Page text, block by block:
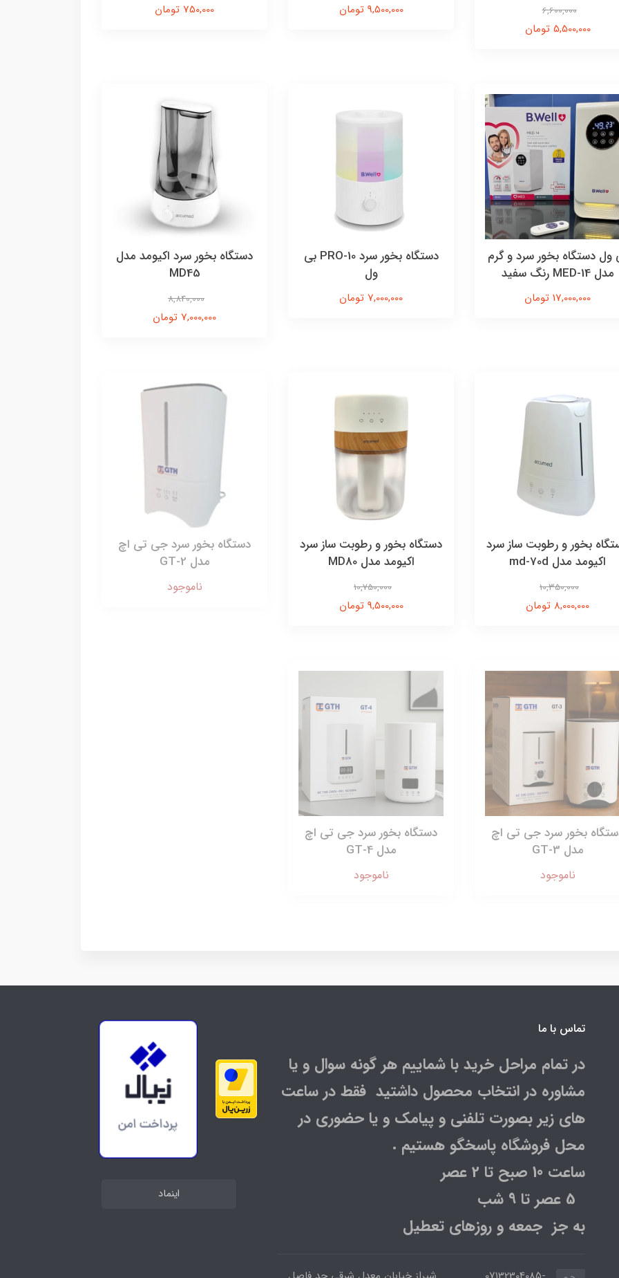
6,600,000
5,500,000 تومان
9,500,000 تومان 750,000 تومان
ول دستگاه بخور سرد و گرم
مدل MED-14 رنگ سفید
17,000,000 تومان
دستگاه بخور سرد PRO-10 بی
ول
7,000,000 تومان
دستگاه بخور سرد اکیومد مدل
MD45
8,840,000
7,000,000 تومان
بخور و رطوبت ساز سرد
اکیومد مدل md-70d
10,350,000
8,000,000 تومان
دستگاه بخور و رطوبت ساز سرد
اکیومد مدل MD80
10,750,000
9,500,000 تومان
دستگاه بخور سرد جی تی اچ
مدل GT-2
ناموجود
بخور سرد جی تی اچ
مدل GT-3
ناموجود
دستگاه بخور سرد جی تی اچ
مدل GT-4
ناموجود
تماس با ما
در تمام مراحل خرید با شماییم هر گونه سوال و یا
مشاوره در انتخاب محصول داشتید فقط در ساعت
های زیر بصورت تلفنی و پیامک و یا حضوری در
محل فروشگاه پاسخگو هستیم .
ساعت 10 صبح تا 2 عصر
به جز جمعه و روزهای تعطیل
اینماد